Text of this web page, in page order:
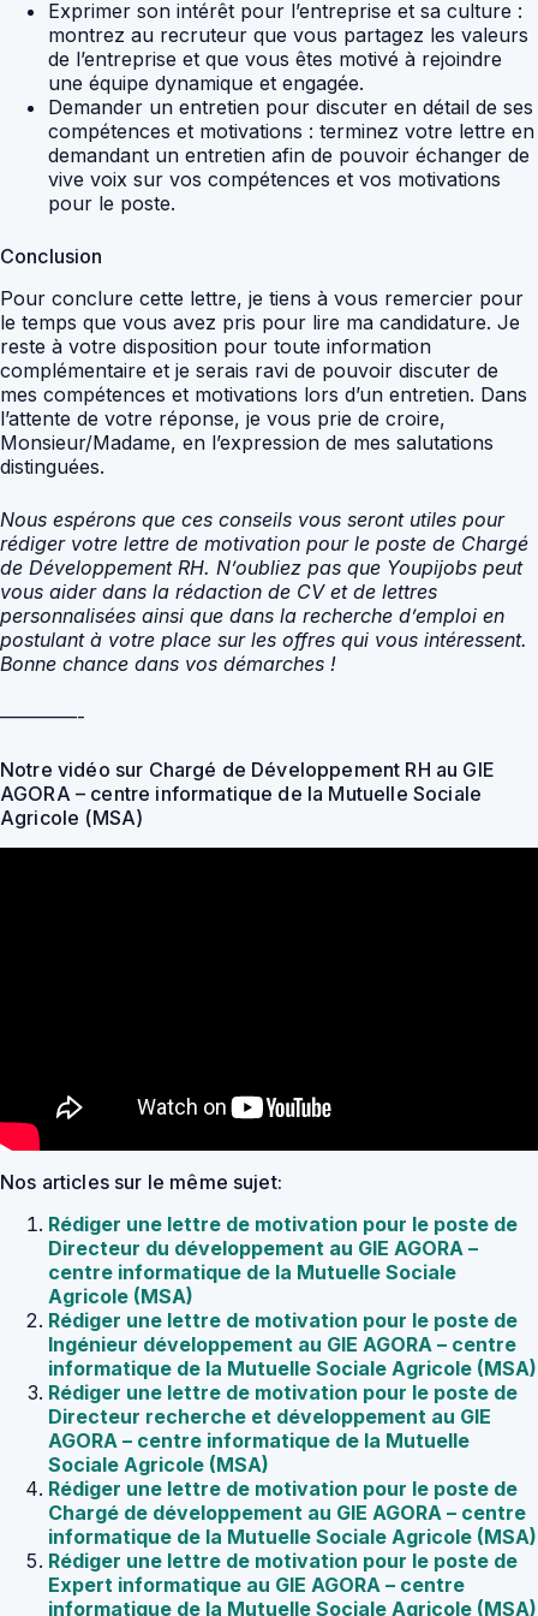
Exprimer son intérêt pour l’entreprise et sa culture :
montrez au recruteur que vous partagez les valeurs
de l’entreprise et que vous êtes motivé à rejoindre
une équipe dynamique et engagée.
Demander un entretien pour discuter en détail de ses
compétences et motivations : terminez votre lettre en
demandant un entretien afin de pouvoir échanger de
vive voix sur vos compétences et vos motivations
pour le poste.
Conclusion
Pour conclure cette lettre, je tiens à vous remercier pour
le temps que vous avez pris pour lire ma candidature. Je
reste à votre disposition pour toute information
complémentaire et je serais ravi de pouvoir discuter de
mes compétences et motivations lors d’un entretien. Dans
l’attente de votre réponse, je vous prie de croire,
Monsieur/Madame, en l’expression de mes salutations
distinguées.
Nous espérons que ces conseils vous seront utiles pour
rédiger votre lettre de motivation pour le poste de Chargé
de Développement RH. N’oubliez pas que Youpijobs peut
vous aider dans la rédaction de CV et de lettres
personnalisées ainsi que dans la recherche d’emploi en
postulant à votre place sur les offres qui vous intéressent.
Bonne chance dans vos démarches !
————-
Notre vidéo sur Chargé de Développement RH au GIE
AGORA – centre informatique de la Mutuelle Sociale
Agricole (MSA)
Nos articles sur le même sujet:
Rédiger une lettre de motivation pour le poste de
Directeur du développement au GIE AGORA –
centre informatique de la Mutuelle Sociale
Agricole (MSA)
Rédiger une lettre de motivation pour le poste de
Ingénieur développement au GIE AGORA – centre
informatique de la Mutuelle Sociale Agricole (MSA)
Rédiger une lettre de motivation pour le poste de
Directeur recherche et développement au GIE
AGORA – centre informatique de la Mutuelle
Sociale Agricole (MSA)
Rédiger une lettre de motivation pour le poste de
Chargé de développement au GIE AGORA – centre
informatique de la Mutuelle Sociale Agricole (MSA)
Rédiger une lettre de motivation pour le poste de
Expert informatique au GIE AGORA – centre
informatique de la Mutuelle Sociale Agricole (MSA)